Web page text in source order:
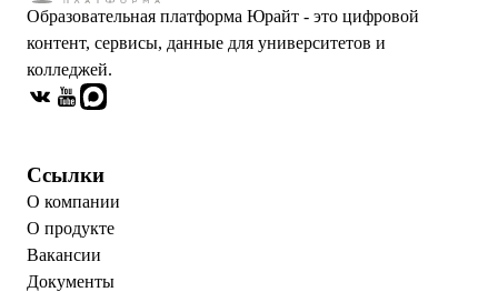
Образовательная платформа Юрайт - это цифровой
контент, сервисы, данные для университетов и
колледжей.
Ссылки
О компании
О продукте
Вакансии
Документы